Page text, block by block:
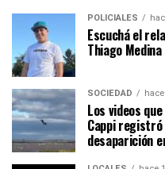
POLICIALES
Escuchá el
Thiago
SOCIEDAD
Los videos
Cappi
desaparición